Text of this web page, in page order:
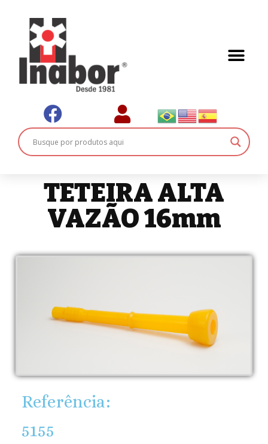
TETEIRA ALTA
VAZÃO 16mm
Referência:
5155